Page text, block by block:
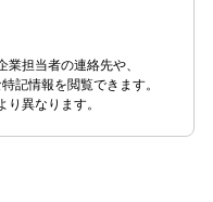
担当者の連絡先や、
記情報を閲覧できます。
異なります。